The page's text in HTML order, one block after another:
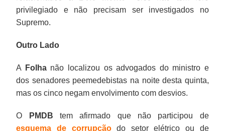
privilegiado e não precisam ser investigados no
Supremo.
Outro Lado
A Folhanão localizou os advogados do ministro e
dos senadores peemedebistas na noite desta quinta,
mas os cinco negam envolvimento com desvios.
O PMDB tem afirmado que não participou de
esquema de corrupçãodo setor elétrico ou de